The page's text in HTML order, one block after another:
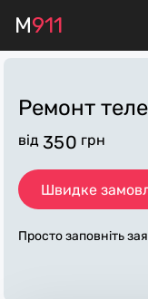
M911
Ремонт
від 350 грн
Швидке
Просто заповніть
питання по